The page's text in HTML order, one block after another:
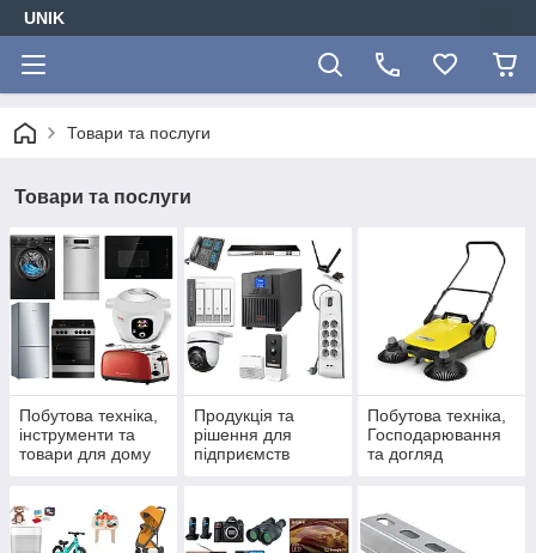
UNIK
Товари та послуги
Товари та послуги
Побутова техніка,
інструменти та
товари для дому
Продукція та
рішення для
підприємств
Побутова техніка,
Господарювання
та догляд